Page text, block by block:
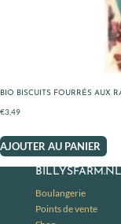
BIO BISCUITS FOURRÉS AUX
€3,49
AJOUTER AU PANIER
BILLYSFARM.NL
Boulangerie
Points de vente